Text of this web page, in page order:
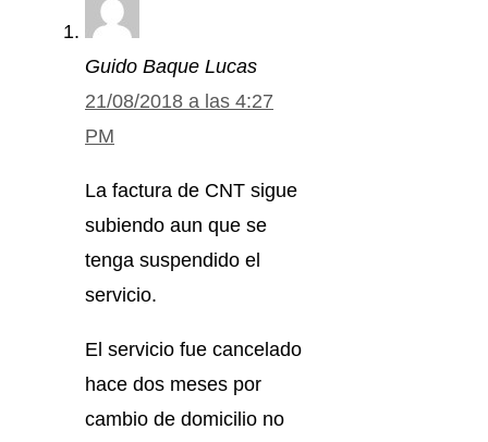
Guido Baque Lucas
21/08/2018 a las 4:27
PM
La factura de CNT sigue
subiendo aun que se
tenga suspendido el
servicio.
El servicio fue cancelado
hace dos meses por
cambio de domicilio no